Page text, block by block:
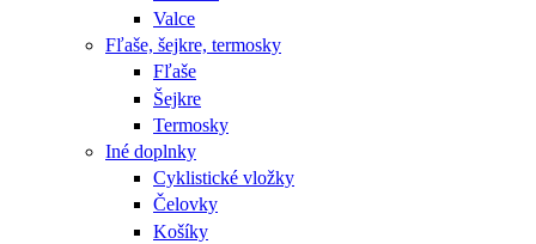
Valce
Fľaše, šejkre, termosky
Fľaše
Šejkre
Termosky
Iné doplnky
Cyklistické vložky
Čelovky
Košíky